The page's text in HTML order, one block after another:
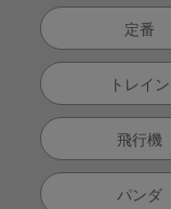
定番
トレイン
飛行機
パンダ